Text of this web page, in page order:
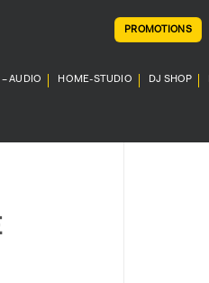
PROMOTIONS
AUDIO HOME-STUDIO DJ SHOP